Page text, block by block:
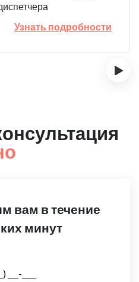
Узнать подробности
›
вам в течение
минут